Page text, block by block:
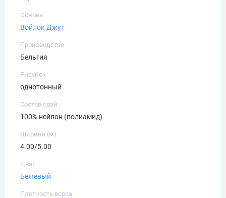
Основа
Войлок Джут
Производство
Бельгия
Рисунок
однотонный
Состав свай
100% нейлон (полиамид)
Ширина (м)
4.00/5.00
Цвет
Бежевый
Плотность ворса